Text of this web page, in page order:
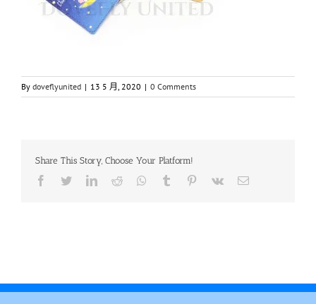
By doveflyunited | 13 5 月, 2020 | 0 Comments
Share This Story, Choose Your Platform!
Facebook
TwitterLinkedIn
Reddit Whatsapp
Tumblr Pinterest
Vk Email